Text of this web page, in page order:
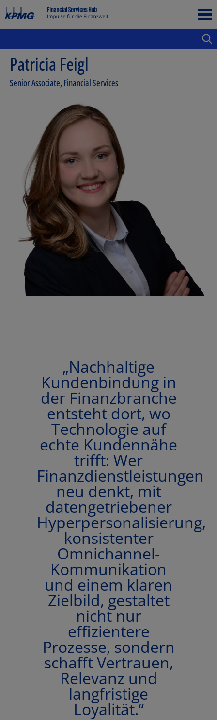
Patricia Feigl
Senior Associate, Financial Services
„Nachhaltige
Kundenbindung in
der Finanzbranche
entsteht dort, wo
Technologie auf
echte Kundennähe
trifft: Wer
Finanzdienstleistungen
neu denkt, mit
datengetriebener
Hyperpersonalisierung,
konsistenter
Omnichannel-
Kommunikation
und einem klaren
Zielbild, gestaltet
nicht nur
effizientere
Prozesse, sondern
schafft Vertrauen,
Relevanz und
langfristige
Loyalität.“